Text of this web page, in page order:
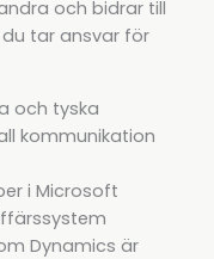
och bidrar till
tar ansvar för
och tyska
kommunikation
i Microsoft
Dynamics är